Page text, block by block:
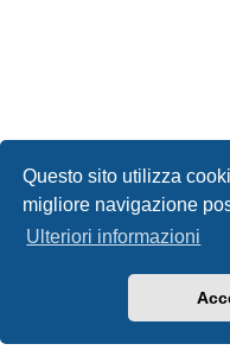
Questo sito utilizza
migliore navigazione
Ulteriori informazioni